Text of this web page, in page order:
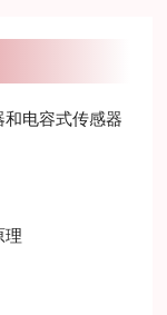
电容式传感器
理